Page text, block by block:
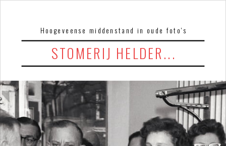
STOMERIJ HELDER...
Hoogeveense middenstand in oude foto's